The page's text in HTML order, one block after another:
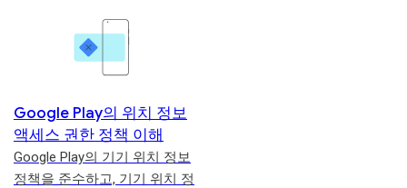
Google Play의 위치 정보
액세스 권한 정책 이해
Google Play의 기기 위치 정보
정책을 준수하고, 기기 위치 정